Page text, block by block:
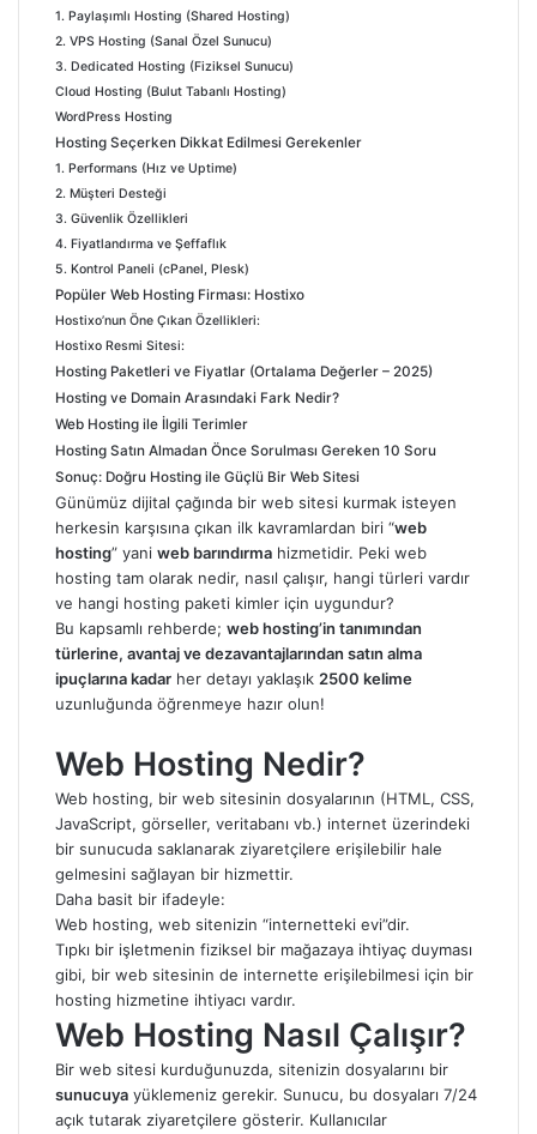
1. Paylaşımlı Hosting (Shared Hosting)
2. VPS Hosting (Sanal Özel Sunucu)
3. Dedicated Hosting (Fiziksel Sunucu)
Cloud Hosting (Bulut Tabanlı Hosting)
WordPress Hosting
Hosting Seçerken Dikkat Edilmesi Gerekenler
1. Performans (Hız ve Uptime)
2. Müşteri Desteği
3. Güvenlik Özellikleri
4. Fiyatlandırma ve Şeffaflık
5. Kontrol Paneli (cPanel, Plesk)
Popüler Web Hosting Firması: Hostixo
Hostixo’nun Öne Çıkan Özellikleri:
Hostixo Resmi Sitesi:
Hosting Paketleri ve Fiyatlar (Ortalama Değerler – 2025)
Hosting ve Domain Arasındaki Fark Nedir?
Web Hosting ile İlgili Terimler
Hosting Satın Almadan Önce Sorulması Gereken 10 Soru
Sonuç: Doğru Hosting ile Güçlü Bir Web Sitesi
Günümüz dijital çağında bir web sitesi kurmak isteyen
herkesin karşısına çıkan ilk kavramlardan biri “web
hosting” yani web barındırma hizmetidir. Peki web
hosting tam olarak nedir, nasıl çalışır, hangi türleri vardır
ve hangi hosting paketi kimler için uygundur?
Bu kapsamlı rehberde; web hosting’in tanımından
türlerine, avantaj ve dezavantajlarından satın alma
ipuçlarına kadar her detayı yaklaşık 2500 kelime
uzunluğunda öğrenmeye hazır olun!
Web Hosting Nedir?
Web hosting, bir web sitesinin dosyalarının (HTML, CSS,
JavaScript, görseller, veritabanı vb.) internet üzerindeki
bir sunucuda saklanarak ziyaretçilere erişilebilir hale
gelmesini sağlayan bir hizmettir.
Daha basit bir ifadeyle:
Web hosting, web sitenizin “internetteki evi”dir.
Tıpkı bir işletmenin fiziksel bir mağazaya ihtiyaç duyması
gibi, bir web sitesinin de internette erişilebilmesi için bir
hosting hizmetine ihtiyacı vardır.
Web Hosting Nasıl Çalışır?
Bir web sitesi kurduğunuzda, sitenizin dosyalarını bir
sunucuya yüklemeniz gerekir. Sunucu, bu dosyaları 7/24
açık tutarak ziyaretçilere gösterir. Kullanıcılar